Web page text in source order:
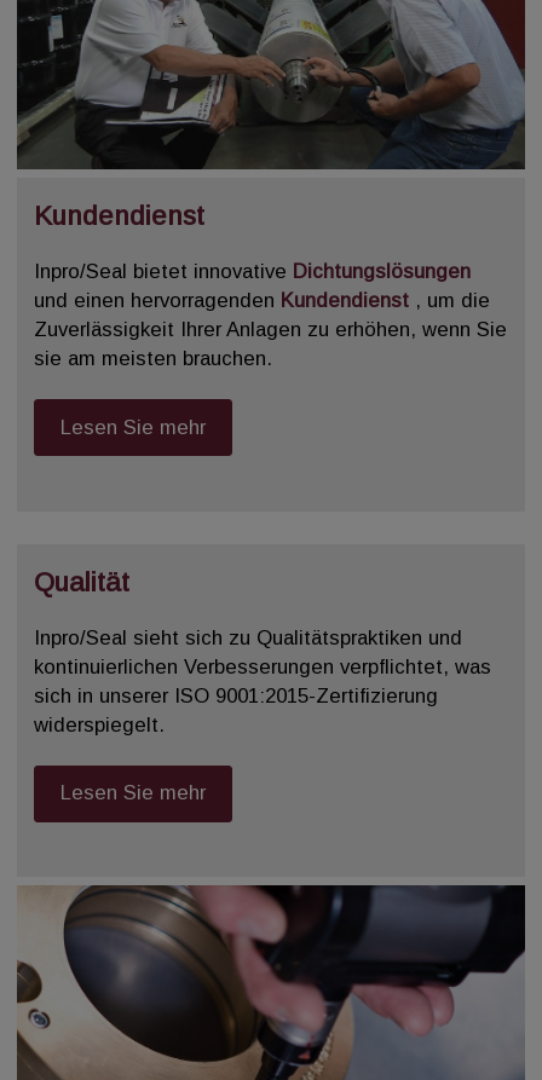
Kundendienst
Inpro/Seal bietet innovative Dichtungslösungen
und einen hervorragenden Kundendienst , um die
Zuverlässigkeit Ihrer Anlagen zu erhöhen, wenn Sie
sie am meisten brauchen.
Lesen Sie mehr
Qualität
Inpro/Seal sieht sich zu Qualitätspraktiken und
kontinuierlichen Verbesserungen verpflichtet, was
sich in unserer ISO 9001:2015-Zertifizierung
widerspiegelt.
Lesen Sie mehr